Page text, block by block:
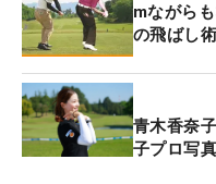
mながら
の飛ばし術
青木香奈
子プロ写真